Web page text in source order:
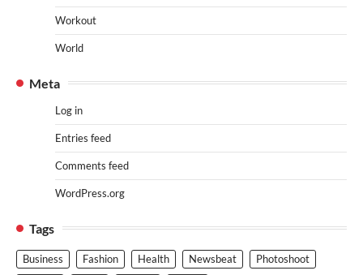
Workout
World
Meta
Log in
Entries feed
Comments feed
WordPress.org
Tags
Business Fashion Health Newsbeat
Photoshoot